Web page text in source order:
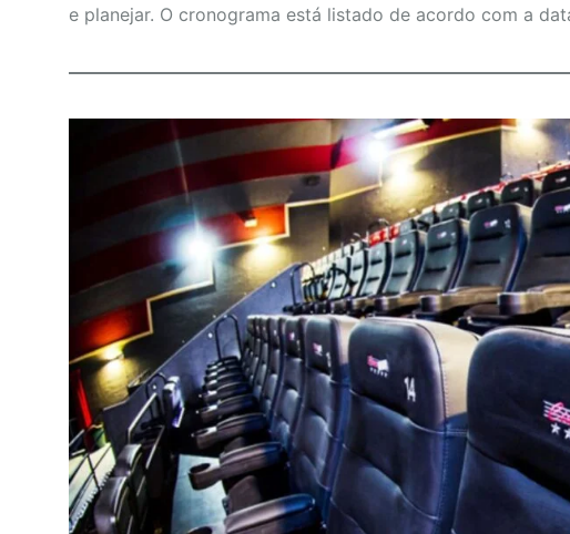
e planejar. O cronograma está listado de acordo com a